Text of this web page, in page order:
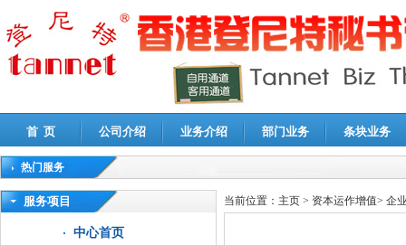
首 页 公司介绍 业务介绍 部门业务 条块业务
热门服务
高新技术企业认定审计|企业所得税汇算清缴申报鉴证
服务项目
中心首页
当前位置： 主页 > 资本运作增值> 企